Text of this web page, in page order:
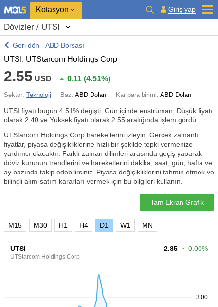
Kotasyon Giriş yap
Dövizler / UTSI
Geri dön - ABD Borsası
UTSI: UTStarcom Holdings Corp
2.55 USD 0.11 (4.51%)
Sektör: Teknoloji Baz: ABD Doları Kar para birimi: ABD Doları
UTSI fiyatı bugün 4.51% değişti. Gün içinde enstrüman, Düşük fiyatı
olarak 2.40 ve Yüksek fiyatı olarak 2.55 aralığında işlem gördü.
UTStarcom Holdings Corp hareketlerini izleyin. Gerçek zamanlı
fiyatlar, piyasa değişikliklerine hızlı bir şekilde tepki vermenize
yardımcı olacaktır. Farklı zaman dilimleri arasında geçiş yaparak
döviz kurunun trendlerini ve hareketlerini dakika, saat, gün, hafta ve
ay bazında takip edebilirsiniz. Piyasa değişikliklerini tahmin etmek ve
bilinçli alım-satım kararları vermek için bu bilgileri kullanın.
Tam Ekran Grafik
M15 M30 H1 H4 D1 W1 MN
UTSI
UTStarcom Holdings Corp
2.85 0.00%